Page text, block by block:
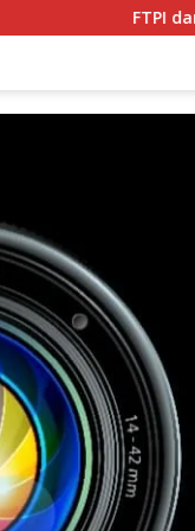
FTPI dan Mabes